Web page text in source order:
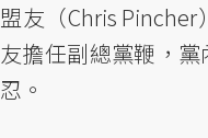
盟友（Chris
友擔任副總黨鞭，
忍。